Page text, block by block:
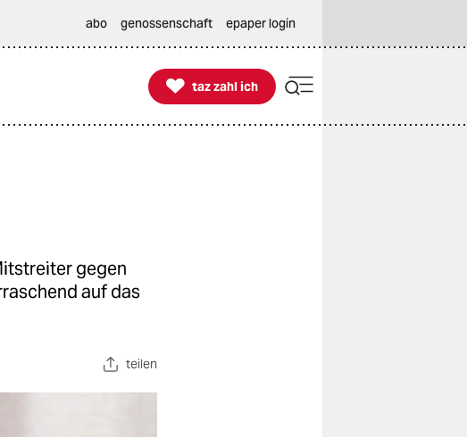
abo genossenschaft epaper login

taz zahl ich
taz zahl ich
gegen
auf das
teilen